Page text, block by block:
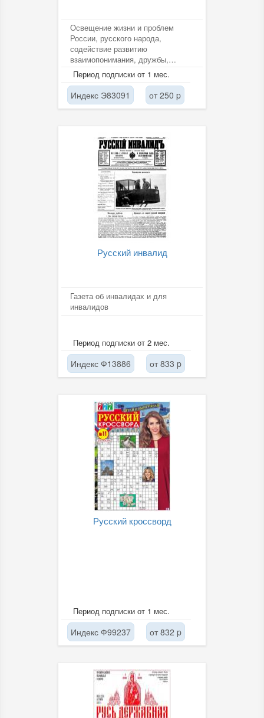
Освещение жизни и проблем
России, русского народа,
содействие развитию
взаимопонимания, дружбы,
доверия и сотрудничества между
народами.
Период подписки от 1 мес.
Индекс Э83091 от 250 p
Русский инвалид
Газета об инвалидах и для
инвалидов
Период подписки от 2 мес.
Индекс Ф13886 от 833 p
Русский кроссворд
Период подписки от 1 мес.
Индекс Ф99237 от 832 p